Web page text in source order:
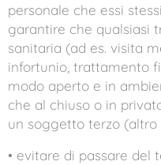
personale che essi
garantire che qualsiasi
sanitaria (ad es. visita
infortunio, trattamento
modo aperto e in
che al chiuso o in
un soggetto terzo (altro
• evitare di passare del